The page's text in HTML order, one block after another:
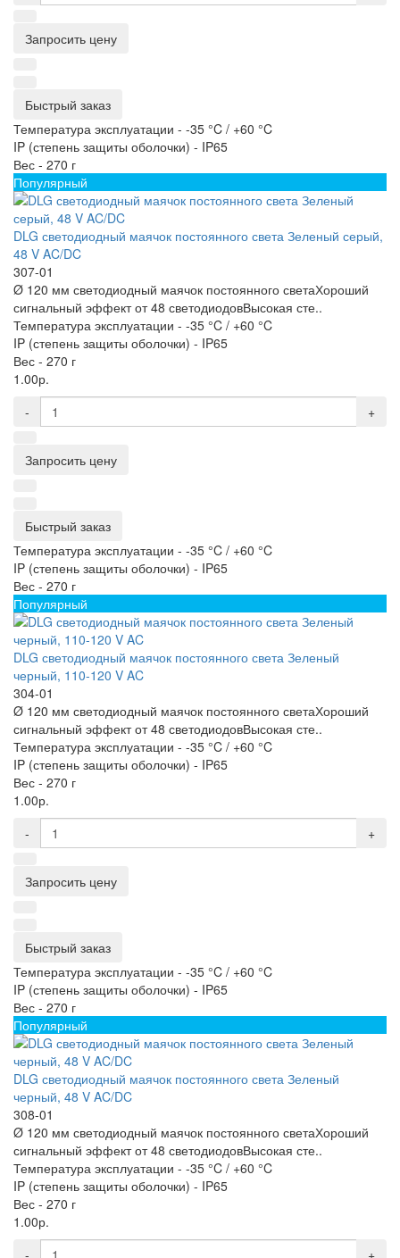
Запросить цену
Быстрый заказ
Температура эксплуатации - -35 °C / +60 °C
IP (степень защиты оболочки) - IP65
Вес - 270 г
Популярный
DLG светодиодный маячок постоянного света Зеленый серый,
48 V AC/DC
307-01
Ø 120 мм светодиодный маячок постоянного светаХороший
сигнальный эффект от 48 светодиодовВысокая сте..
Температура эксплуатации - -35 °C / +60 °C
IP (степень защиты оболочки) - IP65
Вес - 270 г
1.00р.
-
+
Запросить цену
Быстрый заказ
Температура эксплуатации - -35 °C / +60 °C
IP (степень защиты оболочки) - IP65
Вес - 270 г
Популярный
DLG светодиодный маячок постоянного света Зеленый
черный, 110-120 V AC
304-01
Ø 120 мм светодиодный маячок постоянного светаХороший
сигнальный эффект от 48 светодиодовВысокая сте..
Температура эксплуатации - -35 °C / +60 °C
IP (степень защиты оболочки) - IP65
Вес - 270 г
1.00р.
-
+
Запросить цену
Быстрый заказ
Температура эксплуатации - -35 °C / +60 °C
IP (степень защиты оболочки) - IP65
Вес - 270 г
Популярный
DLG светодиодный маячок постоянного света Зеленый
черный, 48 V AC/DC
308-01
Ø 120 мм светодиодный маячок постоянного светаХороший
сигнальный эффект от 48 светодиодовВысокая сте..
Температура эксплуатации - -35 °C / +60 °C
IP (степень защиты оболочки) - IP65
Вес - 270 г
1.00р.
-
+